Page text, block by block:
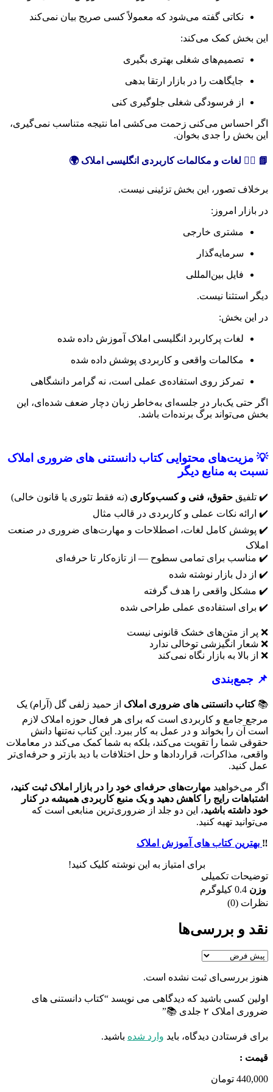
نکاتی گفته می‌شود که معمولاً کسی صریح بیان نمی‌کند
این بخش کمک می‌کند:
تصمیم‌های شغلی بهتری بگیری
جایگاهت را در بازار ارتقا بدهی
از فرسودگی شغلی جلوگیری کنی
اگر احساس می‌کنی زحمت می‌کشی اما نتیجه متناسب نمی‌گیری،
این بخش را جدی بخوان.
📗 ۴️⃣ لغات و مکالمات کاربردی انگلیسی املاک 🌍
برخلاف تصور، این بخش تزئینی نیست.
در بازار امروز:
مشتری خارجی
سرمایه‌گذار
فایل بین‌المللی
دیگر استثنا نیست.
در این بخش:
لغات پرکاربرد انگلیسی املاک آموزش داده شده
مکالمات واقعی و کاربردی پوشش داده شده
تمرکز روی استفاده‌ی عملی است، نه گرامر دانشگاهی
اگر حتی یک‌بار در جلسه‌ای به‌خاطر زبان دچار ضعف شده‌ای، این
بخش می‌تواند برگ برنده‌ات باشد.
💡 مزیت‌های محتواییکتاب دانستنی های ضروری املاک
نسبت به منابع دیگر
✔️ تلفیق حقوق، فنی و کسب‌وکاری (نه فقط تئوری یا قانون خالی)
✔️ ارائه نکات عملی و کاربردی در قالب مثال
✔️ پوشش کامل لغات، اصطلاحات و مهارت‌های ضروری در صنعت
املاک
✔️ مناسب برای تمامی سطوح — از تازه‌کار تا حرفه‌ای
✔️ از دل بازار نوشته شده
✔️ مشکل واقعی را هدف گرفته
✔️ برای استفاده‌ی عملی طراحی شده
❌ پر از متن‌های خشک قانونی نیست
❌ شعار انگیزشی توخالی ندارد
❌ از بالا به بازار نگاه نمی‌کند
📌 جمع‌بندی
📚کتاب دانستنی های ضروری املاک از حمید زلفی گل (آرام) یک
مرجع جامع و کاربردی است که برای هر فعال حوزه املاک لازم
است آن را بخواند و در عمل به کار ببرد. این کتاب نه‌تنها دانش
حقوقی شما را تقویت می‌کند، بلکه به شما کمک می‌کند در معاملات
واقعی، مذاکرات، قراردادها و حل اختلافات با دید بازتر و حرفه‌ای‌تر
عمل کنید.
اگر می‌خواهید مهارت‌های حرفه‌ای خود را در بازار املاک ثبت کنید،
اشتباهات رایج را کاهش دهید و یک منبع کاربردی همیشه در کنار
خود داشته باشید، این دو جلد از ضروری‌ترین منابعی است که
می‌توانید تهیه کنید.
‼️ بهترین کتاب های آموزش املاک
برای امتیاز به این نوشته کلیک کنید!
توضیحات تکمیلی
وزن 0.4 کیلوگرم
نظرات (0)
نقد و بررسی‌ها
هنوز بررسی‌ای ثبت نشده است.
اولین کسی باشید که دیدگاهی می نویسد “کتاب دانستنی های
ضروری املاک ۲ جلدی 📚”
برای فرستادن دیدگاه، باید وارد شده باشید.
قیمت :
440,000 تومان